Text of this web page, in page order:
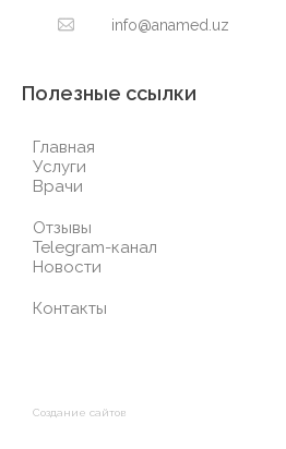
info@anamed.uz
Полезные ссылки
Главная
Услуги
Врачи
Отзывы
Telegram-канал
Новости
Контакты
Создание сайтов